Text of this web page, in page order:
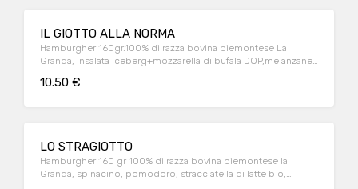
IL GIOTTO ALLA NORMA
Hamburgher 160gr.100% di razza bovina piemontese La
Granda, insalata iceberg+mozzarella di bufala DOP,melanzane
10.50 €
LO STRAGIOTTO
Hamburgher 160 gr 100% di razza bovina piemontese la
Granda, spinacino, pomodoro, stracciatella di latte bio,